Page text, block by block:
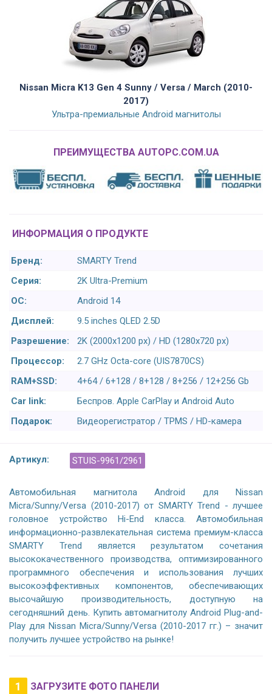
Nissan Micra K13 Gen 4 Sunny / Versa / March (2010-
2017)
Ультра-премиальные Android магнитолы
ПРЕИМУЩЕСТВА AUTOPC.COM.UA
ИНФОРМАЦИЯ О ПРОДУКТЕ
Бренд:
SMARTY Trend
Серия:
2K Ultra-Premium
ОС:
Android 14
Дисплей:
9.5 inches QLED 2.5D
Разрешение:
2K (2000x1200 px) / HD (1280x720 px)
Процессор:
2.7 GHz Octa-core (UIS7870CS)
RAM+SSD:
4+64 / 6+128 / 8+128 / 8+256 / 12+256 Gb
Car link:
Беспров. Apple CarPlay и Android Auto
Подарок:
Видеорегистратор / TPMS / HD-камера
Артикул: STUIS-9961/2961
Автомобильная магнитола Android для Nissan
Micra/Sunny/Versa (2010-2017) от SMARTY Trend - лучшее
головное устройство Hi-End класса. Автомобильная
информационно-развлекательная система премиум-класса
SMARTY Trend является результатом сочетания
высококачественного производства, оптимизированного
программного обеспечения и использования лучших
высокоэффективных компонентов, обеспечивающих
высочайшую производительность, доступную на
сегодняшний день. Купить автомагнитолу Android Plug-and-
Play для Nissan Micra/Sunny/Versa (2010-2017 гг.) – значит
получить лучшее устройство на рынке!
1 ЗАГРУЗИТЕ ФОТО ПАНЕЛИ